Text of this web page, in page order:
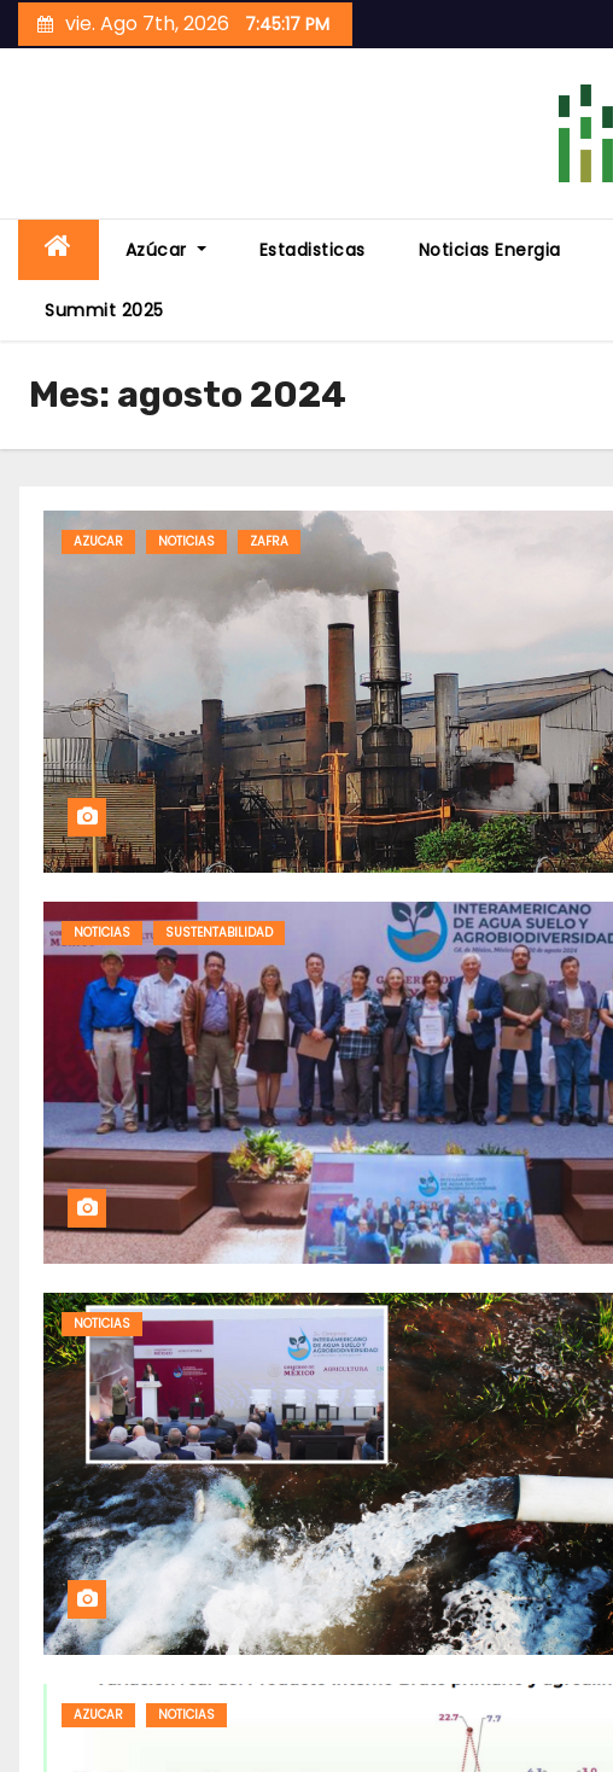
to
vie. Ago 7th, 2026 7:45:19 PM
Azúcar Estadisticas Noticias Energia
Summit 2025
Mes: agosto 2024
AZUCAR NOTICIAS ZAFRA
NOTICIAS SUSTENTABILIDAD
NOTICIAS
AZUCAR NOTICIAS